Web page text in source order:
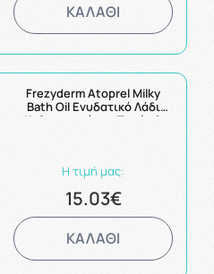
ΚΑΛΑΘΙ
Frezyderm Atoprel Milky
Bath Oil Ενυδατικό Λάδι
Καθαρισμού για Ξηρές &
Η τιμή μας:
15.03€
ΚΑΛΑΘΙ